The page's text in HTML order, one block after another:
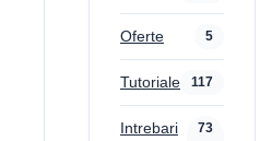
Oferte 5
Tutoriale 117
Intrebari
73